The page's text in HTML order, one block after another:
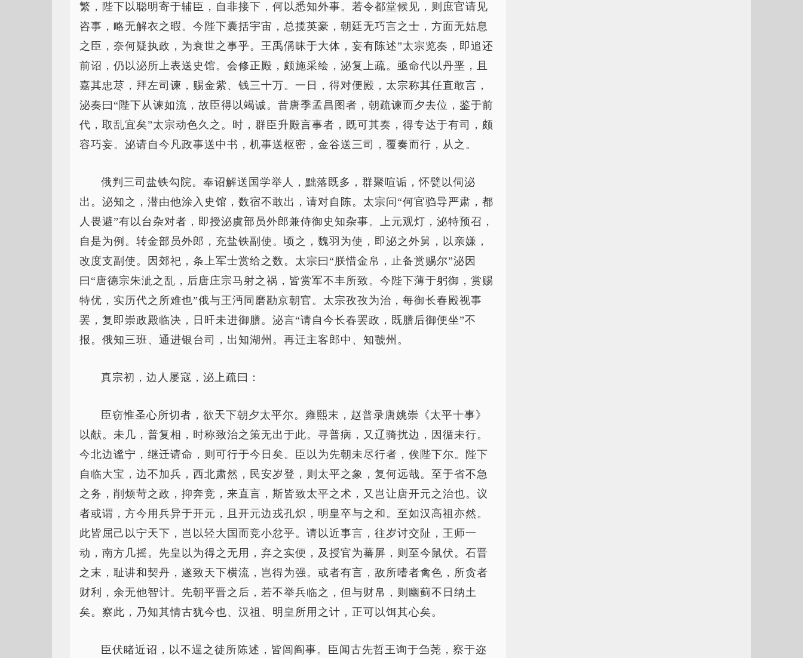
繁，陛下以聪明寄于辅臣，自非接下，何以悉知外事。若令都堂候见，则庶官请见
咨事，略无解衣之暇。今陛下囊括宇宙，总揽英豪，朝廷无巧言之士，方面无姑息
之臣，奈何疑执政，为衰世之事乎。王禹偁昧于大体，妄有陈述”太宗览奏，即追还
前诏，仍以泌所上表送史馆。会修正殿，颇施采绘，泌复上疏。亟命代以丹垩，且
嘉其忠荩，拜左司谏，赐金紫、钱三十万。一日，得对便殿，太宗称其任直敢言，
泌奏曰“陛下从谏如流，故臣得以竭诚。昔唐季孟昌图者，朝疏谏而夕去位，鉴于前
代，取乱宜矣”太宗动色久之。时，群臣升殿言事者，既可其奏，得专达于有司，颇
容巧妄。泌请自今凡政事送中书，机事送枢密，金谷送三司，覆奏而行，从之。
俄判三司盐铁勾院。奉诏解送国学举人，黜落既多，群聚喧诟，怀甓以伺泌
出。泌知之，潜由他涂入史馆，数宿不敢出，请对自陈。太宗问“何官驺导严肃，都
人畏避”有以台杂对者，即授泌虞部员外郎兼侍御史知杂事。上元观灯，泌特预召，
自是为例。转金部员外郎，充盐铁副使。顷之，魏羽为使，即泌之外舅，以亲嫌，
改度支副使。因郊祀，条上军士赏给之数。太宗曰“朕惜金帛，止备赏赐尔”泌因
曰“唐德宗朱泚之乱，后唐庄宗马射之祸，皆赏军不丰所致。今陛下薄于躬御，赏赐
特优，实历代之所难也”俄与王沔同磨勘京朝官。太宗孜孜为治，每御长春殿视事
罢，复即崇政殿临决，日旰未进御膳。泌言“请自今长春罢政，既膳后御便坐”不
报。俄知三班、通进银台司，出知湖州。再迁主客郎中、知虢州。
真宗初，边人屡寇，泌上疏曰：
臣窃惟圣心所切者，欲天下朝夕太平尔。雍熙末，赵普录唐姚崇《太平十事》
以献。未几，普复相，时称致治之策无出于此。寻普病，又辽骑扰边，因循未行。
今北边谧宁，继迁请命，则可行于今日矣。臣以为先朝未尽行者，俟陛下尔。陛下
自临大宝，边不加兵，西北肃然，民安岁登，则太平之象，复何远哉。至于省不急
之务，削烦苛之政，抑奔竞，来直言，斯皆致太平之术，又岂让唐开元之治也。议
者或谓，方今用兵异于开元，且开元边戎孔炽，明皇卒与之和。至如汉高祖亦然。
此皆屈己以宁天下，岂以轻大国而竞小忿乎。请以近事言，往岁讨交阯，王师一
动，南方几摇。先皇以为得之无用，弃之实便，及授官为蕃屏，则至今鼠伏。石晋
之末，耻讲和契丹，遂致天下横流，岂得为强。或者有言，敌所嗜者禽色，所贪者
财利，余无他智计。先朝平晋之后，若不举兵临之，但与财帛，则幽蓟不日纳土
矣。察此，乃知其情古犹今也、汉祖、明皇所用之计，正可以饵其心矣。
臣伏睹近诏，以不逞之徒所陈述，皆闾阎事。臣闻古先哲王询于刍荛，察于迩